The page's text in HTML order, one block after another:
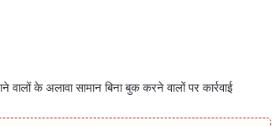
के अलावा सामान बिना बुक करने वालों पर कार्रवाई